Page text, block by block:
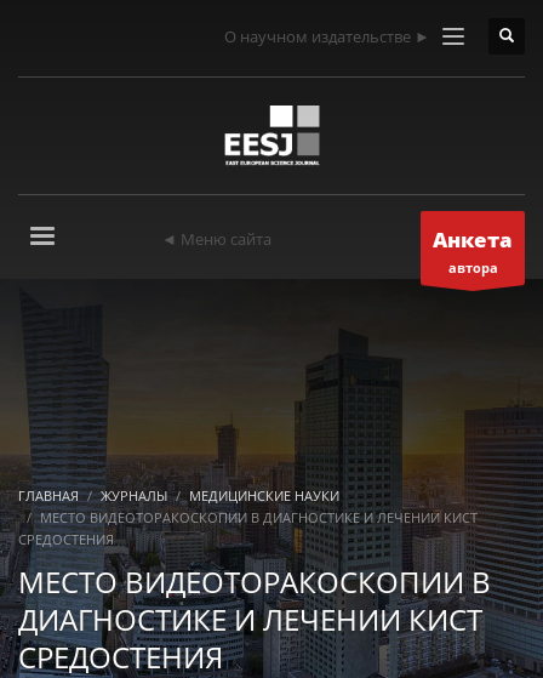
О научном издательстве ►
◄ Меню сайта Анкета
автора
ГЛАВНАЯ ЖУРНАЛЫ
МЕДИЦИНСКИЕ НАУКИ
МЕСТО ВИДЕОТОРАКОСКОПИИ В ДИАГНОСТИКЕ И ЛЕЧЕНИИ КИСТ
СРЕДОСТЕНИЯ
МЕСТО ВИДЕОТОРАКОСКОПИИ В
ДИАГНОСТИКЕ И ЛЕЧЕНИИ КИСТ
СРЕДОСТЕНИЯ